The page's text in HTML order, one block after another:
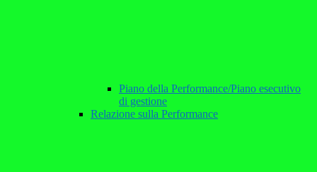
Piano della Performance/Piano esecutivo
di gestione
Relazione sulla Performance